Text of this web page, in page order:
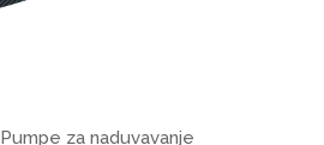
Pumpe za naduvavanje